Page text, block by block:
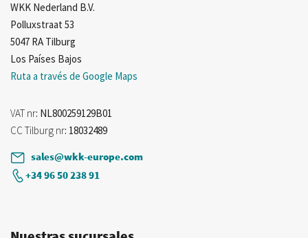
WKK Nederland B.V.
Polluxstraat 53
5047 RA Tilburg
Los Países Bajos
Ruta a través de Google Maps
VAT nr: NL800259129B01
CC Tilburg nr: 18032489
sales@wkk-europe.com
+34 96 50 238 91